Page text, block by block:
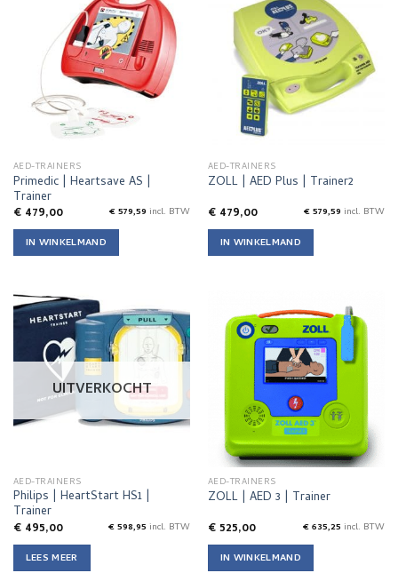
AED-TRAINERS
Primedic | Heartsave AS |
Trainer
€479,00 €579,59 incl. BTW
IN WINKELMAND
AED-TRAINERS
ZOLL | AED Plus | Trainer2
€479,00 €579,59 incl. BTW
IN WINKELMAND
UITVERKOCHT
AED-TRAINERS
Philips | HeartStart HS1 |
Trainer
€495,00 €598,95 incl. BTW
LEES MEER
AED-TRAINERS
ZOLL | AED 3 | Trainer
€525,00 €635,25 incl. BTW
IN WINKELMAND